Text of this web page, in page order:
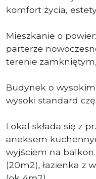
komfort życia,
Mieszkanie o
parterze
terenie
Budynek o
wysoki standard
Lokal składa się z
aneksem
wyjściem na
(20m2), łazienka z